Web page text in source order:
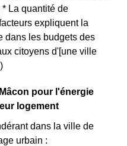
La quantité de
expliquent la
dans les budgets des
citoyens d'[une ville
pour l'énergie
logement
dans la ville de
urbain :